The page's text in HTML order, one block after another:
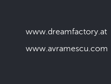
www.dreamfactory.at
www.avramescu.com